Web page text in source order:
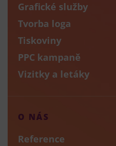
Grafické služby
Tvorba loga
Tiskoviny
PPC kampaně
Vizitky a letáky
O NÁS
Reference